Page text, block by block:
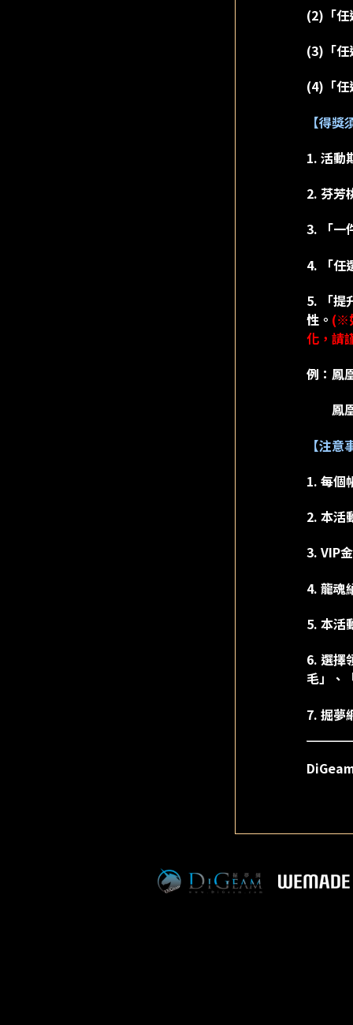
(2)「
(3)「任
(4)「任
【得獎
1. 活動
2. 芬芳
3. 「一
4. 「任
5. 「提
性。 (※
化，請
例：鳳
鳳凰
【注意
1. 每個
2. 本活
3. VIP
4. 龍魂
5. 本活
6. 選擇
毛」、
7. 掘夢